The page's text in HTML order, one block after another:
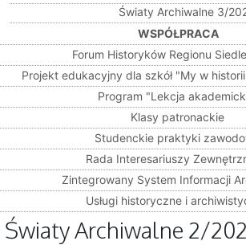
Światy Archiwalne 3/
WSPÓŁPRACA
Forum Historyków Regionu
Projekt edukacyjny dla szkół "My w
Program "Lekcja
Klasy patronackie
Studenckie praktyki
Rada Interesariuszy
Zintegrowany System Informacji
Usługi historyczne i
Światy Archiwalne 2/